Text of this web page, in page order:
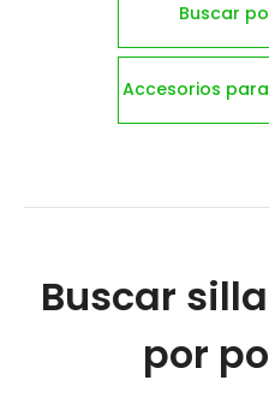
Buscar
Accesorios
Buscar
por